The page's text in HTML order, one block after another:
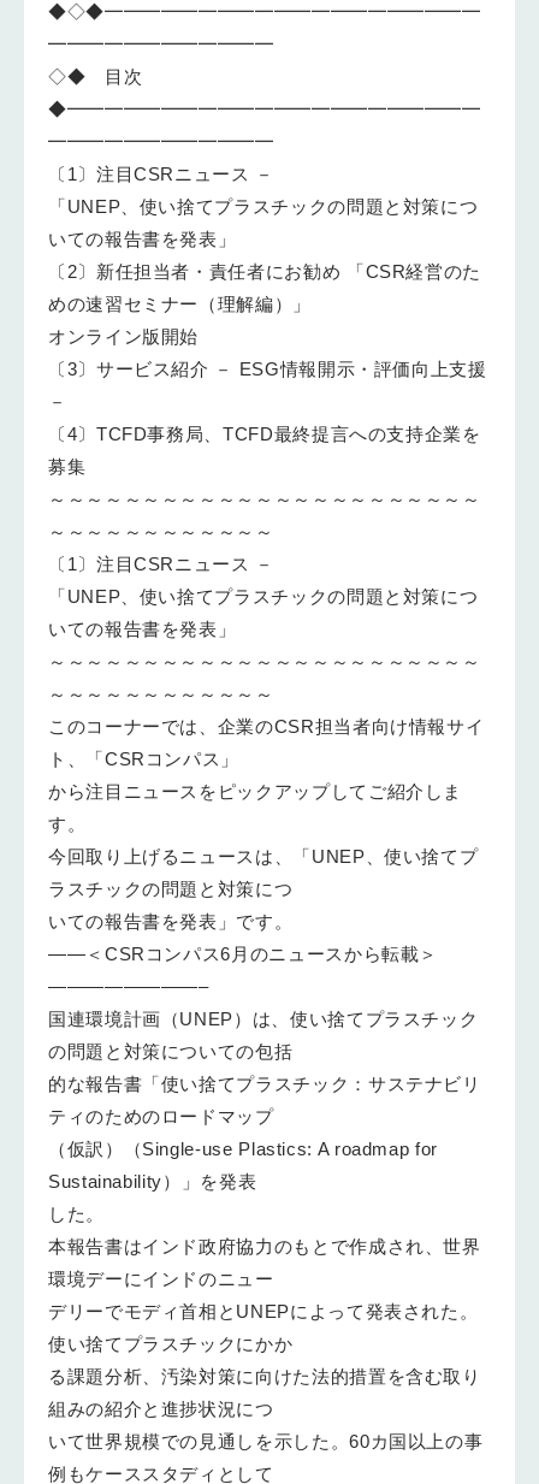
◆◇◆━━━━━━━━━━━━━━━━━━━━
━━━━━━━━━━━━
◇◆ 目次
◆━━━━━━━━━━━━━━━━━━━━━━
━━━━━━━━━━━━
〔1〕注目CSRニュース －
「UNEP、使い捨てプラスチックの問題と対策につ
いての報告書を発表」
〔2〕新任担当者・責任者にお勧め 「CSR経営のた
めの速習セミナー（理解編）」
オンライン版開始
〔3〕サービス紹介 － ESG情報開示・評価向上支援
－
〔4〕TCFD事務局、TCFD最終提言への支持企業を
募集
～～～～～～～～～～～～～～～～～～～～～～～
～～～～～～～～～～～～
〔1〕注目CSRニュース －
「UNEP、使い捨てプラスチックの問題と対策につ
いての報告書を発表」
～～～～～～～～～～～～～～～～～～～～～～～
～～～～～～～～～～～～
このコーナーでは、企業のCSR担当者向け情報サイ
ト、「CSRコンパス」
から注目ニュースをピックアップしてご紹介しま
す。
今回取り上げるニュースは、「UNEP、使い捨てプ
ラスチックの問題と対策につ
いての報告書を発表」です。
——＜CSRコンパス6月のニュースから転載＞
————————–
国連環境計画（UNEP）は、使い捨てプラスチック
の問題と対策についての包括
的な報告書「使い捨てプラスチック：サステナビリ
ティのためのロードマップ
（仮訳）（Single-use Plastics: A roadmap for
Sustainability）」を発表
した。
本報告書はインド政府協力のもとで作成され、世界
環境デーにインドのニュー
デリーでモディ首相とUNEPによって発表された。
使い捨てプラスチックにかか
る課題分析、汚染対策に向けた法的措置を含む取り
組みの紹介と進捗状況につ
いて世界規模での見通しを示した。60カ国以上の事
例もケーススタディとして